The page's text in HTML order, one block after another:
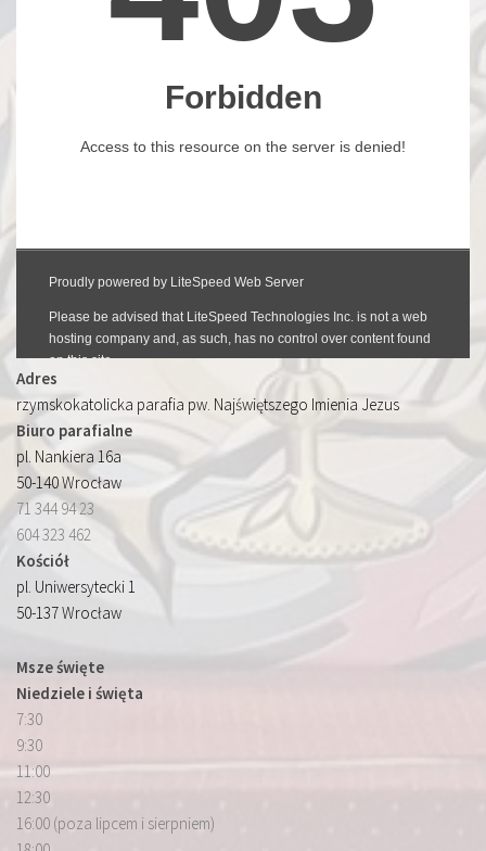
Adres
rzymskokatolicka parafia pw. Najświętszego Imienia Jezus
Biuro parafialne
pl. Nankiera 16a
50-140 Wrocław
71 344 94 23
604 323 462
Kościół
pl. Uniwersytecki 1
50-137 Wrocław
Msze święte
Niedziele i święta
7:30
9:30
11:00
12:30
16:00 (poza lipcem i sierpniem)